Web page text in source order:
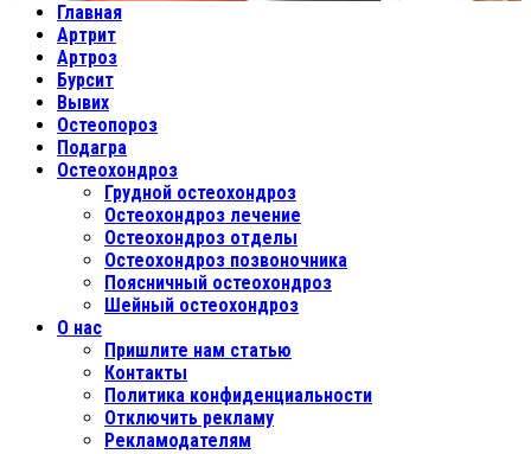
Главная
Артрит
Артроз
Бурсит
Вывих
Остеопороз
Подагра
Остеохондроз
Грудной остеохондроз
Остеохондроз лечение
Остеохондроз отделы
Остеохондроз позвоночника
Поясничный остеохондроз
Шейный остеохондроз
О нас
Пришлите нам статью
Контакты
Политика конфиденциальности
Отключить рекламу
Рекламодателям